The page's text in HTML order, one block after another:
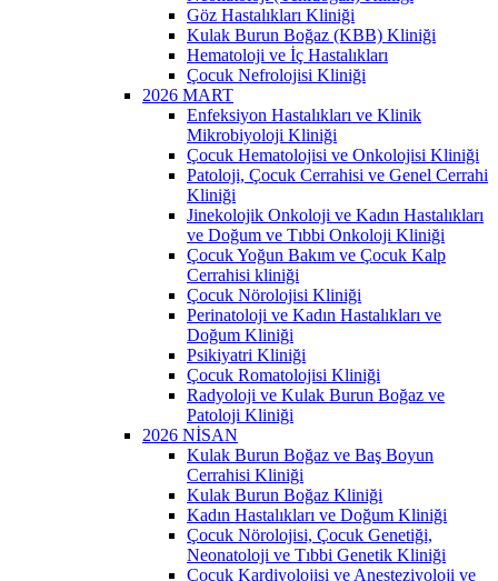
Göz Hastalıkları Kliniği
Kulak Burun Boğaz (KBB) Kliniği
Hematoloji ve İç Hastalıkları
Çocuk Nefrolojisi Kliniği
2026 MART
Enfeksiyon Hastalıkları ve Klinik
Mikrobiyoloji Kliniği
Çocuk Hematolojisi ve Onkolojisi Kliniği
Patoloji, Çocuk Cerrahisi ve Genel Cerrahi
Kliniği
Jinekolojik Onkoloji ve Kadın Hastalıkları
ve Doğum ve Tıbbi Onkoloji Kliniği
Çocuk Yoğun Bakım ve Çocuk Kalp
Cerrahisi kliniği
Çocuk Nörolojisi Kliniği
Perinatoloji ve Kadın Hastalıkları ve
Doğum Kliniği
Psikiyatri Kliniği
Çocuk Romatolojisi Kliniği
Radyoloji ve Kulak Burun Boğaz ve
Patoloji Kliniği
2026 NİSAN
Kulak Burun Boğaz ve Baş Boyun
Cerrahisi Kliniği
Kulak Burun Boğaz Kliniği
Kadın Hastalıkları ve Doğum Kliniği
Çocuk Nörolojisi, Çocuk Genetiği,
Neonatoloji ve Tıbbi Genetik Kliniği
Çocuk Kardiyolojisi ve Anesteziyoloji ve